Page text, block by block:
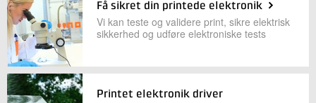
Få sikret din printede elektronik
Vi kan teste og validere print, sikre elektrisk
sikkerhed og udføre elektroniske tests
Printet elektronik driver